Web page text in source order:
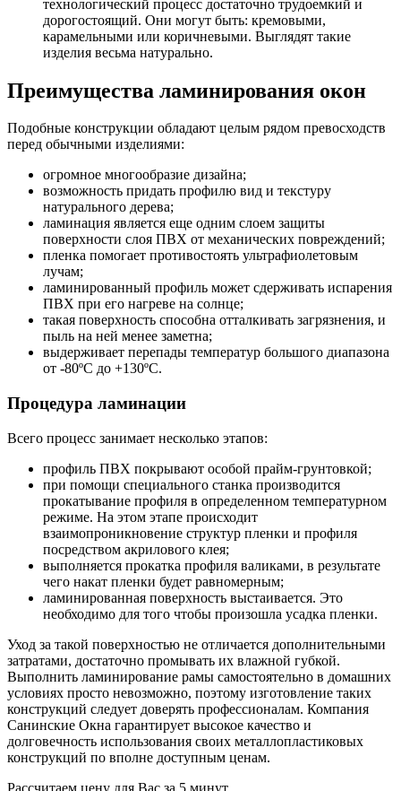
технологический процесс достаточно трудоемкий и
дорогостоящий. Они могут быть: кремовыми,
карамельными или коричневыми. Выглядят такие
изделия весьма натурально.
Преимущества ламинирования окон
Подобные конструкции обладают целым рядом превосходств
перед обычными изделиями:
огромное многообразие дизайна;
возможность придать профилю вид и текстуру
натурального дерева;
ламинация является еще одним слоем защиты
поверхности слоя ПВХ от механических повреждений;
пленка помогает противостоять ультрафиолетовым
лучам;
ламинированный профиль может сдерживать испарения
ПВХ при его нагреве на солнце;
такая поверхность способна отталкивать загрязнения, и
пыль на ней менее заметна;
выдерживает перепады температур большого диапазона
от -80ºС до +130ºС.
Процедура ламинации
Всего процесс занимает несколько этапов:
профиль ПВХ покрывают особой прайм-грунтовкой;
при помощи специального станка производится
прокатывание профиля в определенном температурном
режиме. На этом этапе происходит
взаимопроникновение структур пленки и профиля
посредством акрилового клея;
выполняется прокатка профиля валиками, в результате
чего накат пленки будет равномерным;
ламинированная поверхность выстаивается. Это
необходимо для того чтобы произошла усадка пленки.
Уход за такой поверхностью не отличается дополнительными
затратами, достаточно промывать их влажной губкой.
Выполнить ламинирование рамы самостоятельно в домашних
условиях просто невозможно, поэтому изготовление таких
конструкций следует доверять профессионалам. Компания
Санинские Окна гарантирует высокое качество и
долговечность использования своих металлопластиковых
конструкций по вполне доступным ценам.
Рассчитаем цену для Вас за 5 минут